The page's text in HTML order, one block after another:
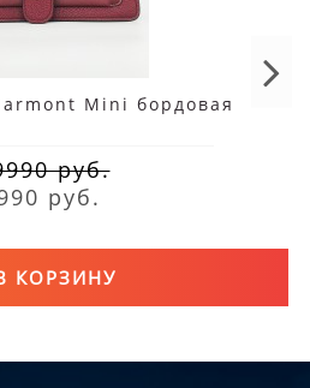
Mini бордовая
руб.
руб.
КОРЗИНУ